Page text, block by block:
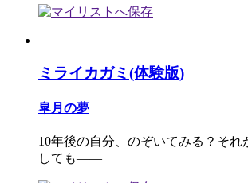
ミライカガミ(体験版)
皐月の夢
10年後の自分、のぞいてみる？それ
しても――